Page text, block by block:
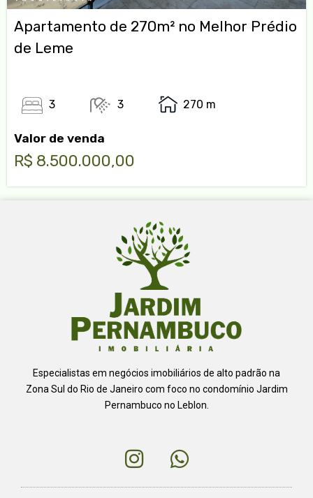
Apartamento de 270m² no Melhor Prédio
de Leme
3 3 270 m
Valor de venda
R$ 8.500.000,00
Especialistas em negócios imobiliários de alto padrão na
Zona Sul do Rio de Janeiro com foco no condomínio Jardim
Pernambuco no Leblon.